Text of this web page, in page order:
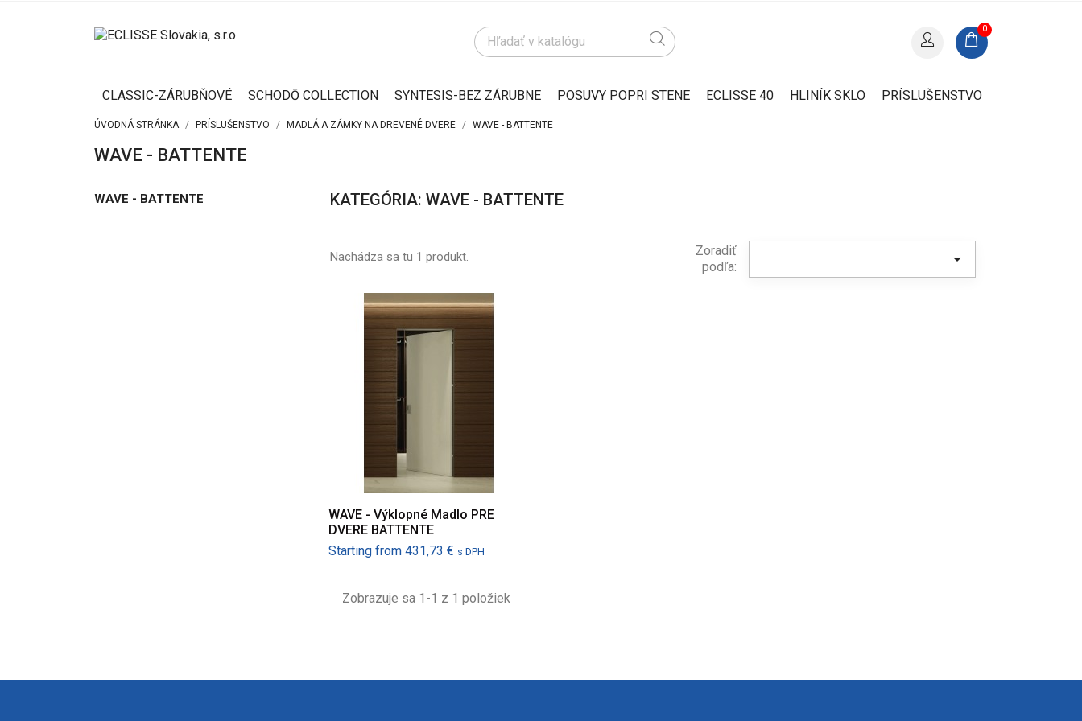
0
CLASSIC-ZÁRUBŇOVÉ SCHODŌ COLLECTION SYNTESIS-BEZ ZÁRUBNE POSUVY POPRI STENE ECLISSE 40 HLINÍK SKLO PRÍSLUŠENSTVO
ÚVODNÁ STRÁNKA PRÍSLUŠENSTVO MADLÁ A ZÁMKY NA DREVENÉ DVERE WAVE - BATTENTE
WAVE - BATTENTE
WAVE - BATTENTE KATEGÓRIA: WAVE - BATTENTE
Nachádza sa tu 1 produkt.
Zoradiť
podľa:

WAVE - Výklopné Madlo PRE
DVERE BATTENTE
Starting from Cena
431,73 € s DPH
Zobrazuje sa 1-1 z 1 položiek